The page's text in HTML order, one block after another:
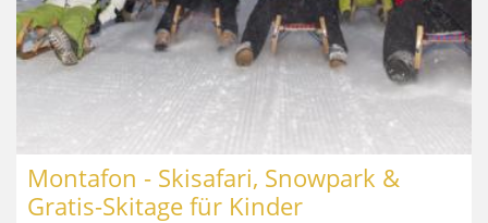
Montafon - Skisafari, Snowpark &
Gratis-Skitage für Kinder